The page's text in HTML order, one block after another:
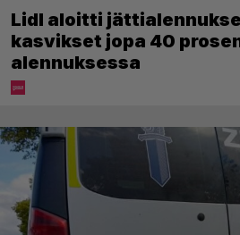
Lidl aloitti
kasvikset jopa 40
alennuksessa